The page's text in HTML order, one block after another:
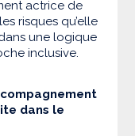
actrice de
risques qu’elle
une logique
inclusive.
dans le